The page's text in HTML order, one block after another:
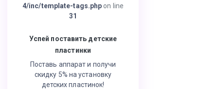
4/inc/template-tags.php on line
31
Успей поставить детские
пластинки
Поставь аппарат и получи
скидку 5% на установку
детских пластинок!